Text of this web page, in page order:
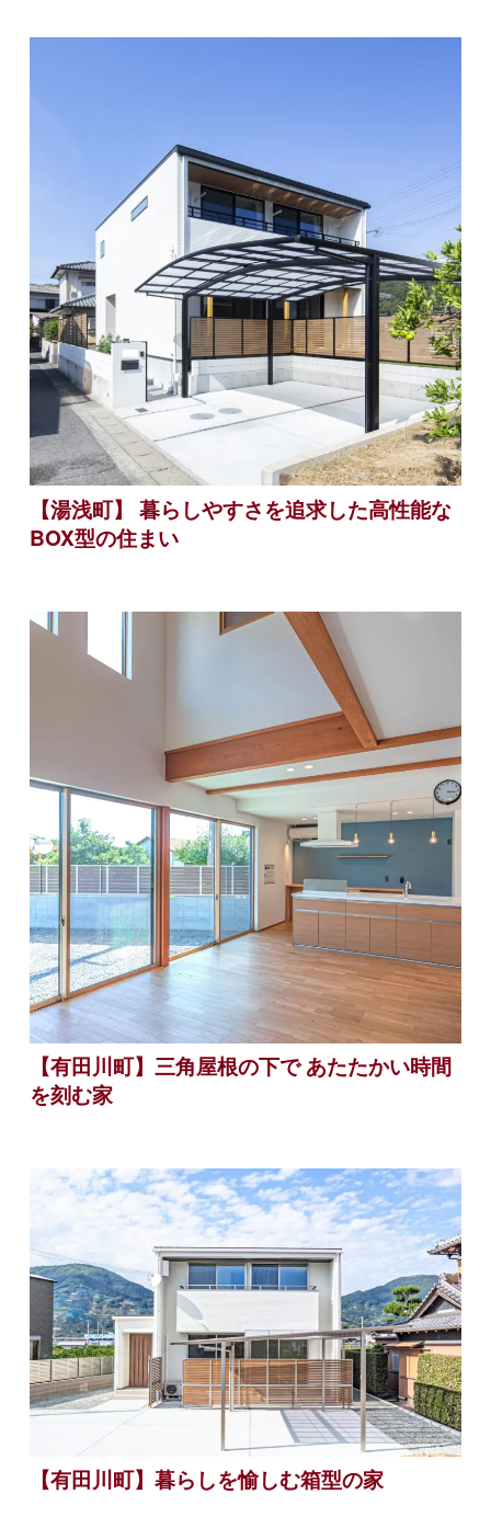
【湯浅町】 暮らしやすさを追求した高性能な
BOX型の住まい
【有田川町】三角屋根の下で あたたかい時間
を刻む家
【有田川町】暮らしを愉しむ箱型の家